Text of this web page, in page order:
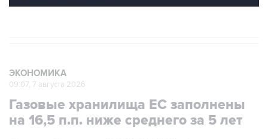
ЭКОНОМИКА
09:07, 7 августа 2026
Газовые хранилища ЕС заполнены
на 16,5 п.п. ниже среднего за 5 лет